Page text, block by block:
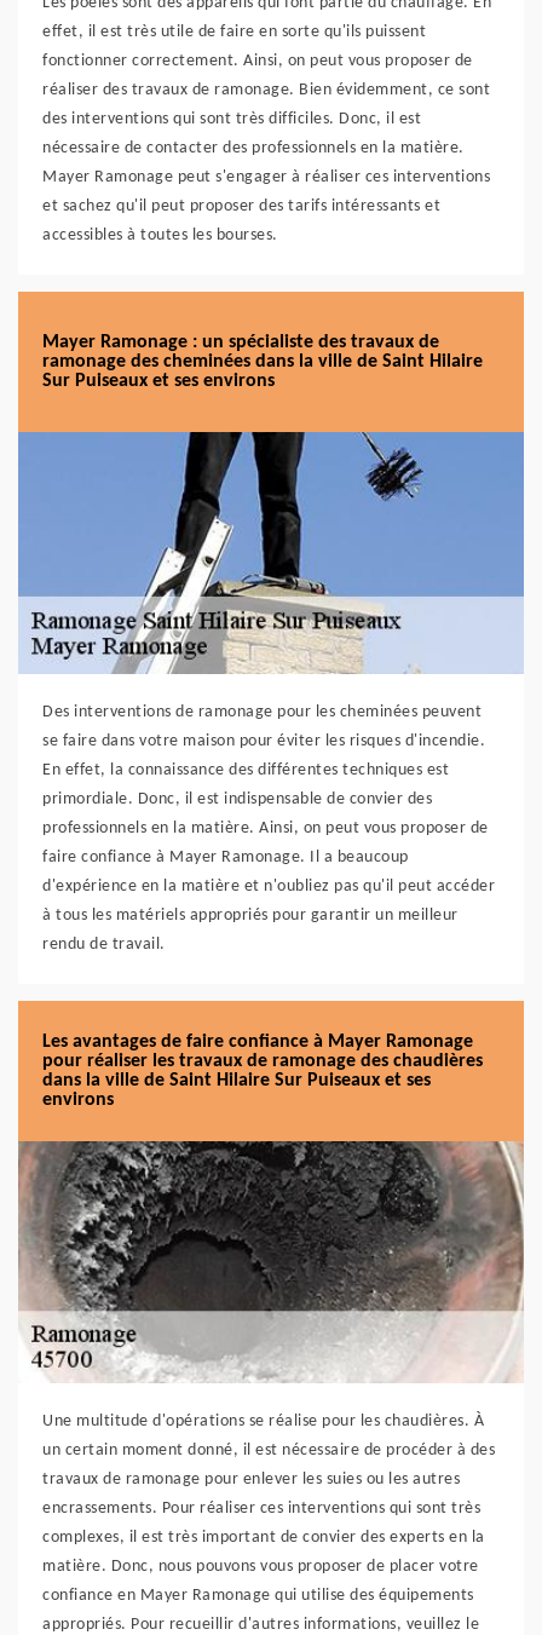
effet, il est très utile de faire en sorte qu'ils puissent
fonctionner correctement. Ainsi, on peut vous proposer de
réaliser des travaux de ramonage. Bien évidemment, ce sont
des interventions qui sont très difficiles. Donc, il est
nécessaire de contacter des professionnels en la matière.
Mayer Ramonage peut s'engager à réaliser ces interventions
et sachez qu'il peut proposer des tarifs intéressants et
accessibles à toutes les bourses.
Mayer Ramonage : un spécialiste des travaux de
ramonage des cheminées dans la ville de Saint Hilaire
Sur Puiseaux et ses environs
Des interventions de ramonage pour les cheminées peuvent
se faire dans votre maison pour éviter les risques d'incendie.
En effet, la connaissance des différentes techniques est
primordiale. Donc, il est indispensable de convier des
professionnels en la matière. Ainsi, on peut vous proposer de
faire confiance à Mayer Ramonage. Il a beaucoup
d'expérience en la matière et n'oubliez pas qu'il peut accéder
à tous les matériels appropriés pour garantir un meilleur
rendu de travail.
Les avantages de faire confiance à Mayer Ramonage
pour réaliser les travaux de ramonage des chaudières
dans la ville de Saint Hilaire Sur Puiseaux et ses
environs
Une multitude d'opérations se réalise pour les chaudières. À
un certain moment donné, il est nécessaire de procéder à des
travaux de ramonage pour enlever les suies ou les autres
encrassements. Pour réaliser ces interventions qui sont très
complexes, il est très important de convier des experts en la
matière. Donc, nous pouvons vous proposer de placer votre
confiance en Mayer Ramonage qui utilise des équipements
appropriés. Pour recueillir d'autres informations, veuillez le